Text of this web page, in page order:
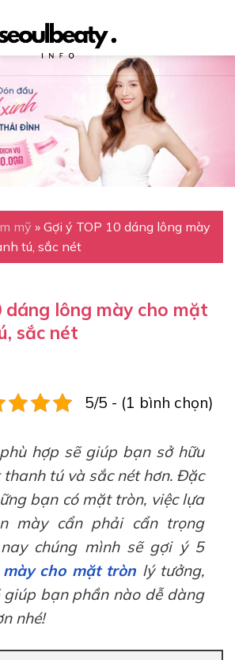
mỹ » Gợi ý TOP 10 dáng lông mày
tú, sắc nét
dáng lông mày cho mặt
sắc nét
5/5 - (1 bình chọn)
hợp sẽ giúp bạn sở hữu
tú và sắc nét hơn. Đặc
bạn có mặt tròn, việc lựa
mày cẩn phải cẩn trọng
chúng mình sẽ gợi ý 5
cho mặt tròn lý tưởng,
giúp bạn phần nào dễ dàng
nhé!